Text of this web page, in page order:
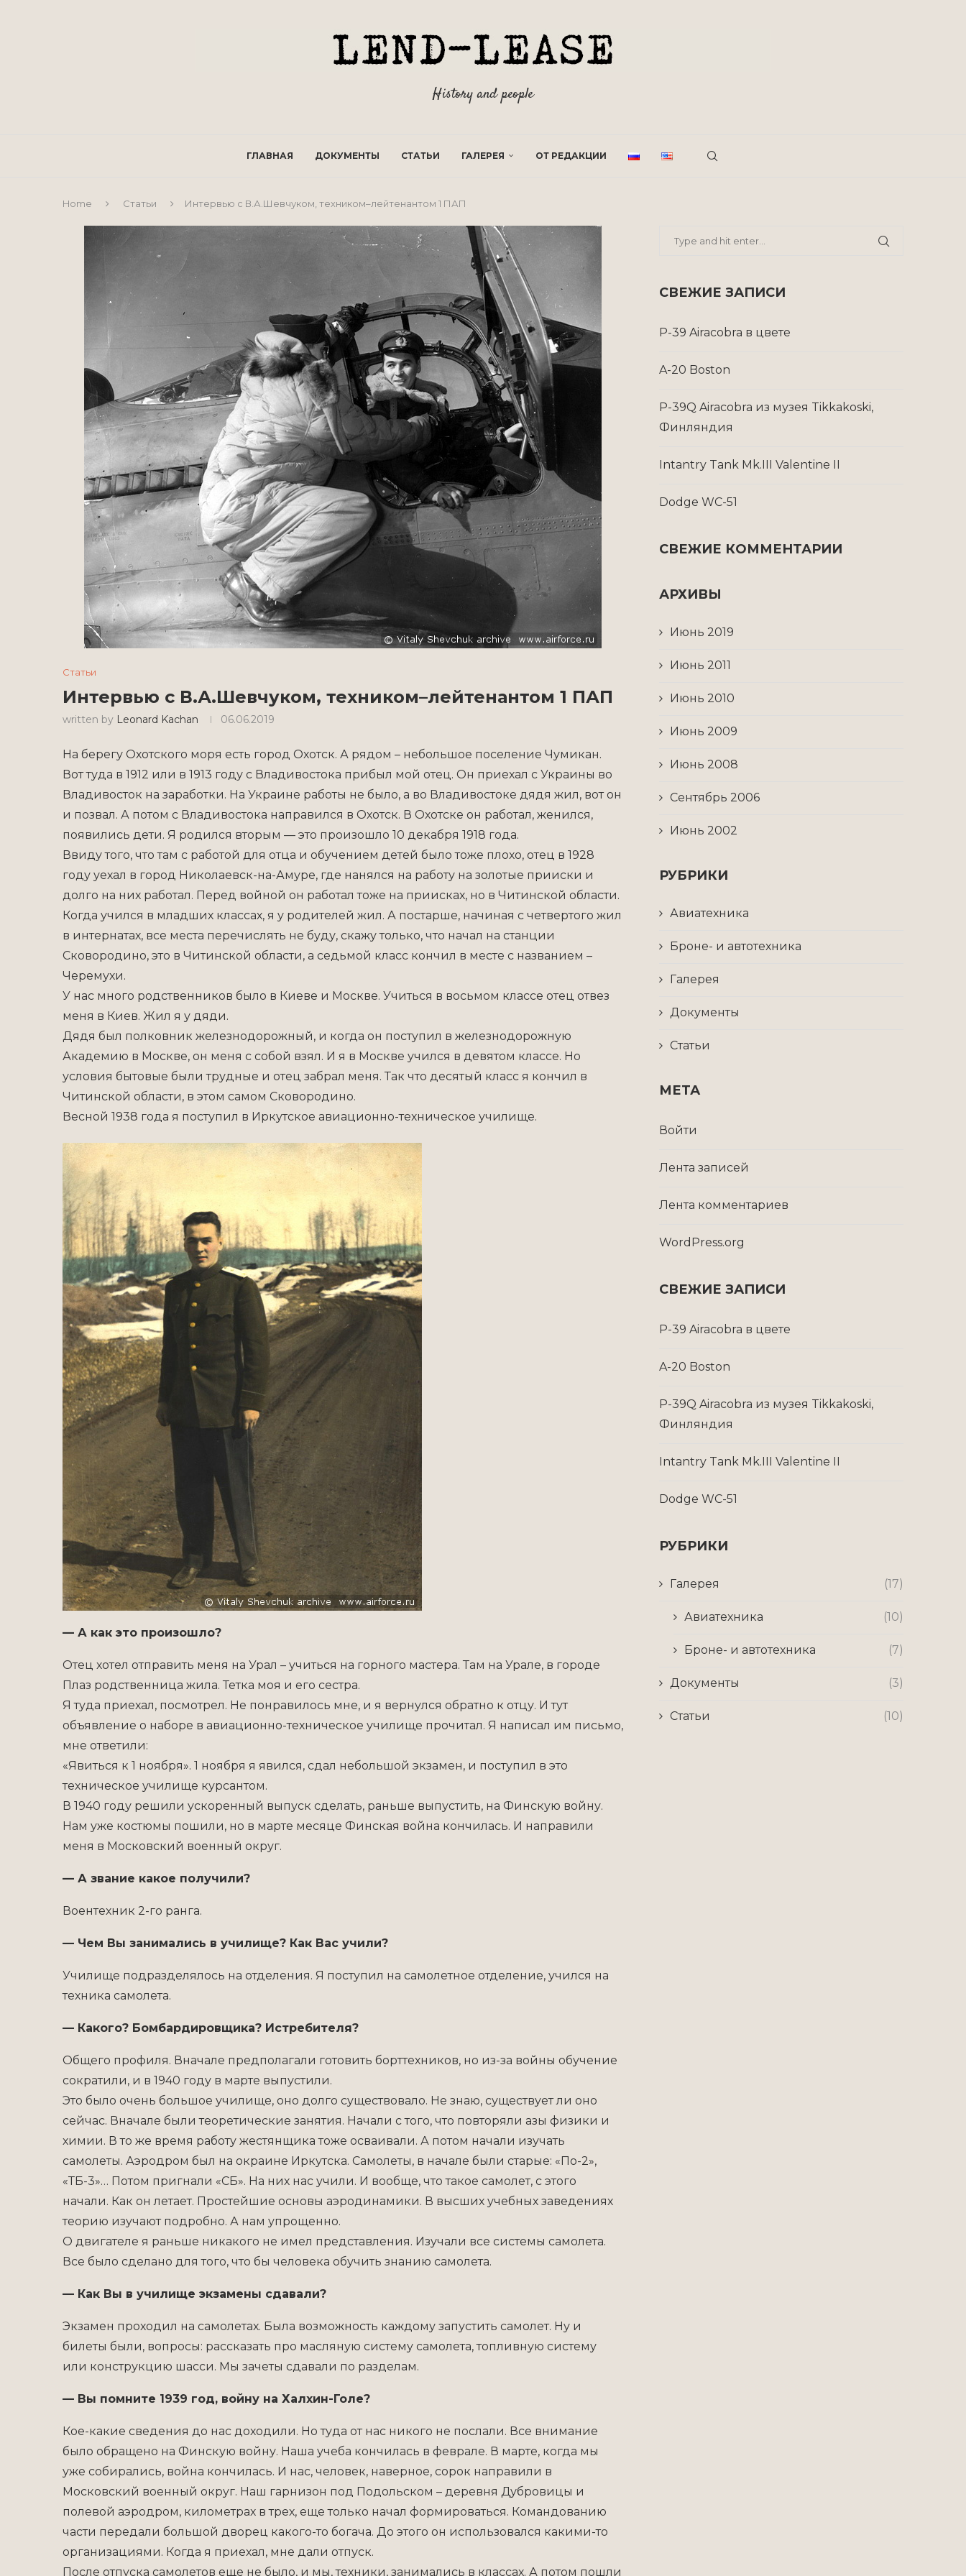
History and people
ГЛАВНАЯ ДОКУМЕНТЫ СТАТЬИ ГАЛЕРЕЯ ОТ РЕДАКЦИИ
Home Статьи Интервью с В.А.Шевчуком, техником–лейтенантом 1 ПАП
Статьи
Интервью с В.А.Шевчуком, техником–лейтенантом 1 ПАП
written by Leonard Kachan 06.06.2019
На берегу Охотского моря есть город Охотск. А рядом – небольшое поселение Чумикан.
Вот туда в 1912 или в 1913 году с Владивостока прибыл мой отец. Он приехал с Украины во
Владивосток на заработки. На Украине работы не было, а во Владивостоке дядя жил, вот он
и позвал. А потом с Владивостока направился в Охотск. В Охотске он работал, женился,
появились дети. Я родился вторым — это произошло 10 декабря 1918 года.
Ввиду того, что там с работой для отца и обучением детей было тоже плохо, отец в 1928
году уехал в город Николаевск-на-Амуре, где нанялся на работу на золотые прииски и
долго на них работал. Перед войной он работал тоже на приисках, но в Читинской области.
Когда учился в младших классах, я у родителей жил. А постарше, начиная с четвертого жил
в интернатах, все места перечислять не буду, скажу только, что начал на станции
Сковородино, это в Читинской области, а седьмой класс кончил в месте с названием –
Черемухи.
У нас много родственников было в Киеве и Москве. Учиться в восьмом классе отец отвез
меня в Киев. Жил я у дяди.
Дядя был полковник железнодорожный, и когда он поступил в железнодорожную
Академию в Москве, он меня с собой взял. И я в Москве учился в девятом классе. Но
условия бытовые были трудные и отец забрал меня. Так что десятый класс я кончил в
Читинской области, в этом самом Сковородино.
Весной 1938 года я поступил в Иркутское авиационно-техническое училище.
— А как это произошло?
Отец хотел отправить меня на Урал – учиться на горного мастера. Там на Урале, в городе
Плаз родственница жила. Тетка моя и его сестра.
Я туда приехал, посмотрел. Не понравилось мне, и я вернулся обратно к отцу. И тут
объявление о наборе в авиационно-техническое училище прочитал. Я написал им письмо,
мне ответили:
«Явиться к 1 ноября». 1 ноября я явился, сдал небольшой экзамен, и поступил в это
техническое училище курсантом.
В 1940 году решили ускоренный выпуск сделать, раньше выпустить, на Финскую войну.
Нам уже костюмы пошили, но в марте месяце Финская война кончилась. И направили
меня в Московский военный округ.
— А звание какое получили?
Воентехник 2-го ранга.
— Чем Вы занимались в училище? Как Вас учили?
Училище подразделялось на отделения. Я поступил на самолетное отделение, учился на
техника самолета.
— Какого? Бомбардировщика? Истребителя?
Общего профиля. Вначале предполагали готовить борттехников, но из-за войны обучение
сократили, и в 1940 году в марте выпустили.
Это было очень большое училище, оно долго существовало. Не знаю, существует ли оно
сейчас. Вначале были теоретические занятия. Начали с того, что повторяли азы физики и
химии. В то же время работу жестянщика тоже осваивали. А потом начали изучать
самолеты. Аэродром был на окраине Иркутска. Самолеты, в начале были старые: «По-2»,
«ТБ-3»… Потом пригнали «СБ». На них нас учили. И вообще, что такое самолет, с этого
начали. Как он летает. Простейшие основы аэродинамики. В высших учебных заведениях
теорию изучают подробно. А нам упрощенно.
О двигателе я раньше никакого не имел представления. Изучали все системы самолета.
Все было сделано для того, что бы человека обучить знанию самолета.
— Как Вы в училище экзамены сдавали?
Экзамен проходил на самолетах. Была возможность каждому запустить самолет. Ну и
билеты были, вопросы: рассказать про масляную систему самолета, топливную систему
или конструкцию шасси. Мы зачеты сдавали по разделам.
— Вы помните 1939 год, войну на Халхин-Голе?
Кое-какие сведения до нас доходили. Но туда от нас никого не послали. Все внимание
было обращено на Финскую войну. Наша учеба кончилась в феврале. В марте, когда мы
уже собирались, война кончилась. И нас, человек, наверное, сорок направили в
Московский военный округ. Наш гарнизон под Подольском – деревня Дубровицы и
полевой аэродром, километрах в трех, еще только начал формироваться. Командованию
части передали большой дворец какого-то богача. До этого он использовался какими-то
организациями. Когда я приехал, мне дали отпуск.
После отпуска самолетов еще не было, и мы, техники, занимались в классах. А потом пошли
СВЕЖИЕ ЗАПИСИ
P-39 Airacobra в цвете
A-20 Boston
P-39Q Airacobra из музея Tikkakoski,
Финляндия
Intantry Tank Mk.III Valentine II
Dodge WC-51
СВЕЖИЕ КОММЕНТАРИИ
АРХИВЫ
Июнь 2019
Июнь 2011
Июнь 2010
Июнь 2009
Июнь 2008
Сентябрь 2006
Июнь 2002
РУБРИКИ
Авиатехника
Броне- и автотехника
Галерея
Документы
Статьи
МЕТА
Войти
Лента записей
Лента комментариев
WordPress.org
СВЕЖИЕ ЗАПИСИ
P-39 Airacobra в цвете
A-20 Boston
P-39Q Airacobra из музея Tikkakoski,
Финляндия
Intantry Tank Mk.III Valentine II
Dodge WC-51
РУБРИКИ
Галерея (17)
Авиатехника (10)
Броне- и автотехника (7)
Документы (3)
Статьи (10)